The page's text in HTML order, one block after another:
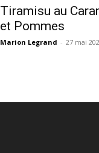
Tiramisu au
et Pommes
Marion Legrand - 27 mai